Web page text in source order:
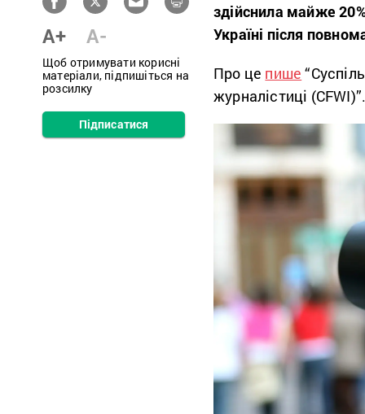
A+ A-
Щоб отримувати корисні
матеріали, підпишіться на
розсилку
Підписатися
здійснила майже
Україні після
Про це пише
журналістиці (CFWI)”.